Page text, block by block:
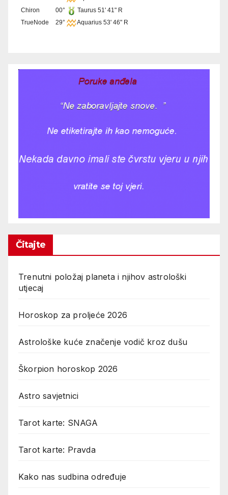
Chiron
00°
Taurus 51' 41" R
TrueNode
29° Aquarius 53' 46" R
Čitajte
Trenutni položaj planeta i njihov astrološki
utjecaj
Horoskop za proljeće 2026
Astrološke kuće značenje vodič kroz dušu
Škorpion horoskop 2026
Astro savjetnici
Tarot karte: SNAGA
Tarot karte: Pravda
Kako nas sudbina određuje